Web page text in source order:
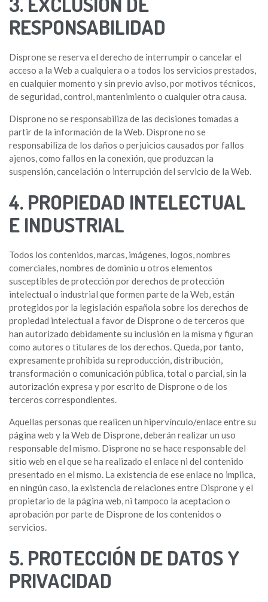
RESPONSABILIDAD
Disprone se reserva el derecho de interrumpir o cancelar el
acceso a la Web a cualquiera o a todos los servicios prestados,
en cualquier momento y sin previo aviso, por motivos técnicos,
de seguridad, control, mantenimiento o cualquier otra causa.
Disprone no se responsabiliza de las decisiones tomadas a
partir de la información de la Web. Disprone no se
responsabiliza de los daños o perjuicios causados por fallos
ajenos, como fallos en la conexión, que produzcan la
suspensión, cancelación o interrupción del servicio de la Web.
4. PROPIEDAD INTELECTUAL
E INDUSTRIAL
Todos los contenidos, marcas, imágenes, logos, nombres
comerciales, nombres de dominio u otros elementos
susceptibles de protección por derechos de protección
intelectual o industrial que formen parte de la Web, están
protegidos por la legislación española sobre los derechos de
propiedad intelectual a favor de Disprone o de terceros que
han autorizado debidamente su inclusión en la misma y figuran
como autores o titulares de los derechos. Queda, por tanto,
expresamente prohibida su reproducción, distribución,
transformación o comunicación pública, total o parcial, sin la
autorización expresa y por escrito de Disprone o de los
terceros correspondientes.
Aquellas personas que realicen un hipervínculo/enlace entre su
página web y la Web de Disprone, deberán realizar un uso
responsable del mismo. Disprone no se hace responsable del
sitio web en el que se ha realizado el enlace ni del contenido
presentado en el mismo. La existencia de ese enlace no implica,
en ningún caso, la existencia de relaciones entre Disprone y el
propietario de la página web, ni tampoco la aceptacion o
aprobación por parte de Disprone de los contenidos o
servicios.
5. PROTECCIÓN DE DATOS Y
PRIVACIDAD